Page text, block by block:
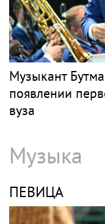
Музыкант
появлении
вуза
Музыка
ПЕВИЦА